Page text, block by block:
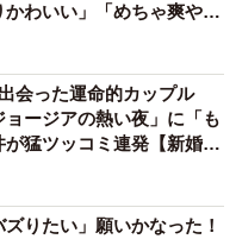
かわいい」「めちゃ爽や
会った運命的カップル
ージアの熱い夜」に「も
猛ツッコミ連発【新婚さ
ズりたい」願いかなった！